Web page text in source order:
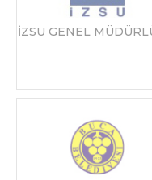
İZSU GENEL